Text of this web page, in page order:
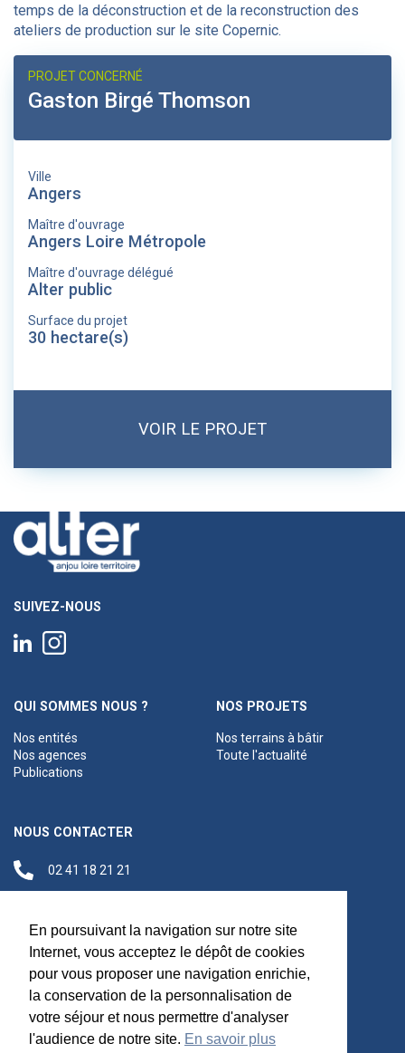
En poursuivant la navigation sur notre site
Internet, vous acceptez le dépôt de cookies
pour vous proposer une navigation enrichie,
la conservation de la personnalisation de
votre séjour et nous permettre d'analyser
l'audience de notre site. En savoir plus
temps de la déconstruction et de la reconstruction des
ateliers de production sur le site Copernic.
PROJET CONCERNÉ
Gaston Birgé Thomson
Ville
Angers
Maître d'ouvrage
Angers Loire Métropole
Maître d'ouvrage délégué
Alter public
Surface du projet
30 hectare(s)
VOIR LE PROJET
SUIVEZ-NOUS
QUI SOMMES NOUS ?
Nos entités
Nos agences
Publications
NOS PROJETS
Nos terrains à bâtir
Toute l'actualité
NOUS CONTACTER
02 41 18 21 21
Siège social
Maréchal Foch,
49100 Angers